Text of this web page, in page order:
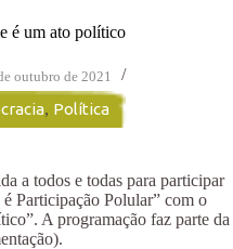
é um ato político
outubro de 2021
, Política
a todos e todas para participar
Participação Polular” com o
A programação faz parte da